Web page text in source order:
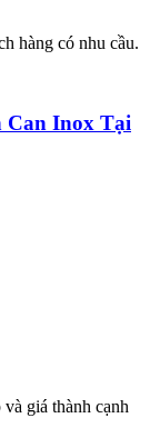
hàng có nhu cầu.
Can Inox Tại
giá thành cạnh